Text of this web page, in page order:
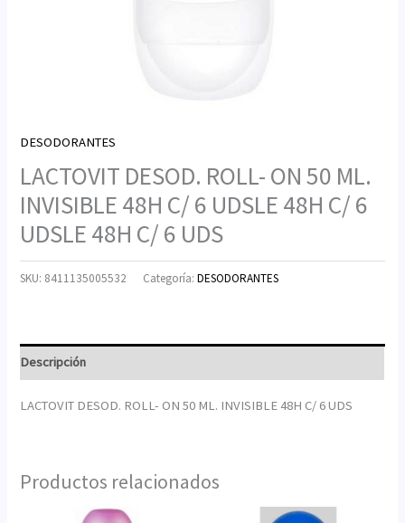
DESODORANTES
LACTOVIT DESOD. ROLL- ON 50 ML.
INVISIBLE 48H C/ 6 UDSLE 48H C/ 6
UDSLE 48H C/ 6 UDS
SKU: 8411135005532 Categoría:DESODORANTES
Descripción
LACTOVIT DESOD. ROLL- ON 50 ML. INVISIBLE 48H C/ 6 UDS
Productos relacionados